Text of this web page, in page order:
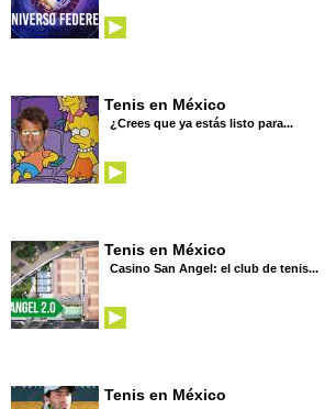
Tenis en México
¿Crees que ya estás listo para...
Tenis en México
Casino San Angel: el club de tenis...
Tenis en México